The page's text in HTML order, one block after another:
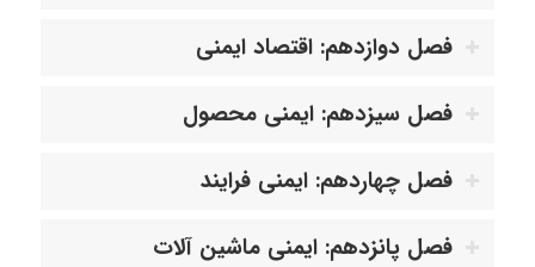
فصل دوازدهم: اقتصاد ایمنی
فصل سیزدهم: ایمنی محصول
فصل چهاردهم: ایمنی فرایند
فصل پانزدهم: ایمنی ماشین آلات